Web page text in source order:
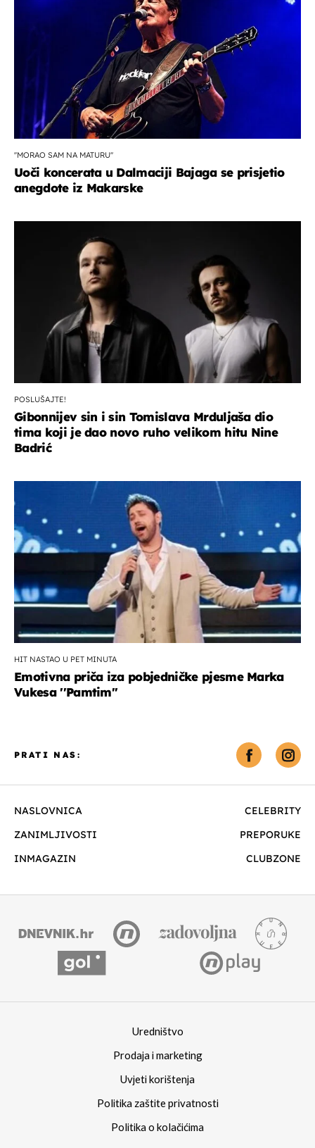
''MORAO SAM NA MATURU''
Uoči koncerata u Dalmaciji Bajaga se prisjetio
anegdote iz Makarske
POSLUŠAJTE!
Gibonnijev sin i sin Tomislava Mrduljaša dio
tima koji je dao novo ruho velikom hitu Nine
Badrić
HIT NASTAO U PET MINUTA
Emotivna priča iza pobjedničke pjesme Marka
Vukesa ''Pamtim''
NASLOVNICA
CELEBRITY
ZANIMLJIVOSTI
PREPORUKE
INMAGAZIN
CLUBZONE
PRATI NAS:
Uredništvo
Prodaja i marketing
Uvjeti korištenja
Politika zaštite privatnosti
Politika o kolačićima